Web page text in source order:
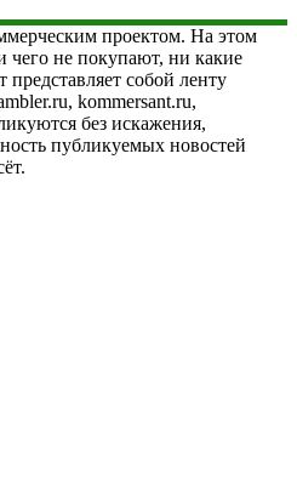
проектом. На этом
чего не покупают, ни какие
собой ленту
kommersant.ru,
без искажения,
публикуемых новостей